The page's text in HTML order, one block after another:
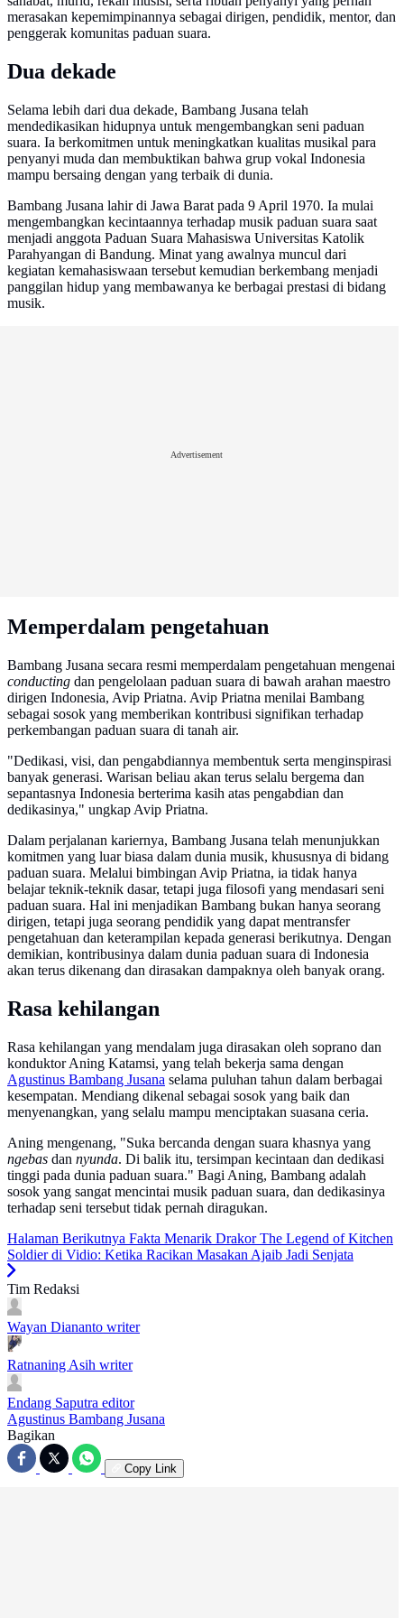
merasakan kepemimpinannya sebagai dirigen, pendidik, mentor, dan
penggerak komunitas paduan suara.
Dua dekade
Selama lebih dari dua dekade, Bambang Jusana telah
mendedikasikan hidupnya untuk mengembangkan seni paduan
suara. Ia berkomitmen untuk meningkatkan kualitas musikal para
penyanyi muda dan membuktikan bahwa grup vokal Indonesia
mampu bersaing dengan yang terbaik di dunia.
Bambang Jusana lahir di Jawa Barat pada 9 April 1970. Ia mulai
mengembangkan kecintaannya terhadap musik paduan suara saat
menjadi anggota Paduan Suara Mahasiswa Universitas Katolik
Parahyangan di Bandung. Minat yang awalnya muncul dari
kegiatan kemahasiswaan tersebut kemudian berkembang menjadi
panggilan hidup yang membawanya ke berbagai prestasi di bidang
musik.
Advertisement
Memperdalam pengetahuan
Bambang Jusana secara resmi memperdalam pengetahuan mengenai
conducting dan pengelolaan paduan suara di bawah arahan maestro
dirigen Indonesia, Avip Priatna. Avip Priatna menilai Bambang
sebagai sosok yang memberikan kontribusi signifikan terhadap
perkembangan paduan suara di tanah air.
"Dedikasi, visi, dan pengabdiannya membentuk serta menginspirasi
banyak generasi. Warisan beliau akan terus selalu bergema dan
sepantasnya Indonesia berterima kasih atas pengabdian dan
dedikasinya," ungkap Avip Priatna.
Dalam perjalanan kariernya, Bambang Jusana telah menunjukkan
komitmen yang luar biasa dalam dunia musik, khususnya di bidang
paduan suara. Melalui bimbingan Avip Priatna, ia tidak hanya
belajar teknik-teknik dasar, tetapi juga filosofi yang mendasari seni
paduan suara. Hal ini menjadikan Bambang bukan hanya seorang
dirigen, tetapi juga seorang pendidik yang dapat mentransfer
pengetahuan dan keterampilan kepada generasi berikutnya. Dengan
demikian, kontribusinya dalam dunia paduan suara di Indonesia
akan terus dikenang dan dirasakan dampaknya oleh banyak orang.
Rasa kehilangan
Rasa kehilangan yang mendalam juga dirasakan oleh soprano dan
konduktor Aning Katamsi, yang telah bekerja sama dengan
Agustinus Bambang Jusana selama puluhan tahun dalam berbagai
kesempatan. Mendiang dikenal sebagai sosok yang baik dan
menyenangkan, yang selalu mampu menciptakan suasana ceria.
Aning mengenang, "Suka bercanda dengan suara khasnya yang
ngebas dan nyunda. Di balik itu, tersimpan kecintaan dan dedikasi
tinggi pada dunia paduan suara." Bagi Aning, Bambang adalah
sosok yang sangat mencintai musik paduan suara, dan dedikasinya
terhadap seni tersebut tidak pernah diragukan.
Halaman Berikutnya Fakta Menarik Drakor The Legend of Kitchen
Soldier di Vidio: Ketika Racikan Masakan Ajaib Jadi Senjata
Tim Redaksi
Wayan Diananto writer
Ratnaning Asih writer
Endang Saputra editor
Agustinus Bambang Jusana
Bagikan
Copy Link